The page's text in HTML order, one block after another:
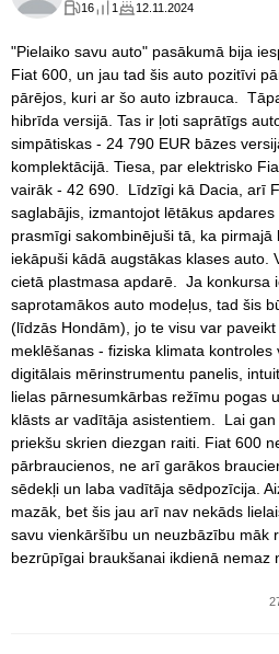
16 1 12.11.2024
"Pielaiko savu auto" pasākumā bija
Fiat 600, un jau tad šis auto pozitīvi
pārējos, kuri ar šo auto izbrauca.
hibrīda versijā. Tas ir ļoti saprātīgs
simpātiskas - 24 790 EUR bāzes
komplektācijā. Tiesa, par elektrisko
vairāk - 42 690. Līdzīgi kā Dacia, arī
saglabājis, izmantojot lētākus
prasmīgi sakombinējuši tā, ka pirmajā
iekāpuši kādā augstākas klases auto.
cietā plastmasa apdarē. Ja konkursa
saprotamākos auto modeļus, tad šis
(līdzās Hondām), jo te visu var
meklēšanas - fiziska klimata
digitālais mērinstrumentu panelis,
lielas pārnesumkārbas režīmu pogas
klāsts ar vadītāja asistentiem. Lai
priekšu skrien diezgan raiti. Fiat 600
pārbraucienos, ne arī garākos
sēdekļi un laba vadītāja sēdpozīcija.
mazāk, bet šis jau arī nav nekāds
savu vienkāršību un neuzbāzību māk
bezrūpīgai braukšanai ikdienā nemaz